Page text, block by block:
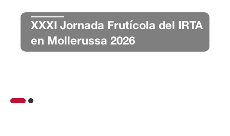
XXXI Jornada Frutícola del IRTA
en Mollerussa 2026